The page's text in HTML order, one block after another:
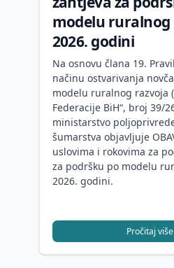
modelu ruralnog
2026. godini
Na osnovu člana 19.
načinu ostvarivanja
modelu ruralnog razvoja
Federacije BiH“, broj 39/
ministarstvo
šumarstva objavljuje
uslovima i rokovima za
za podršku po modelu
2026. godini.
Pročitaj više